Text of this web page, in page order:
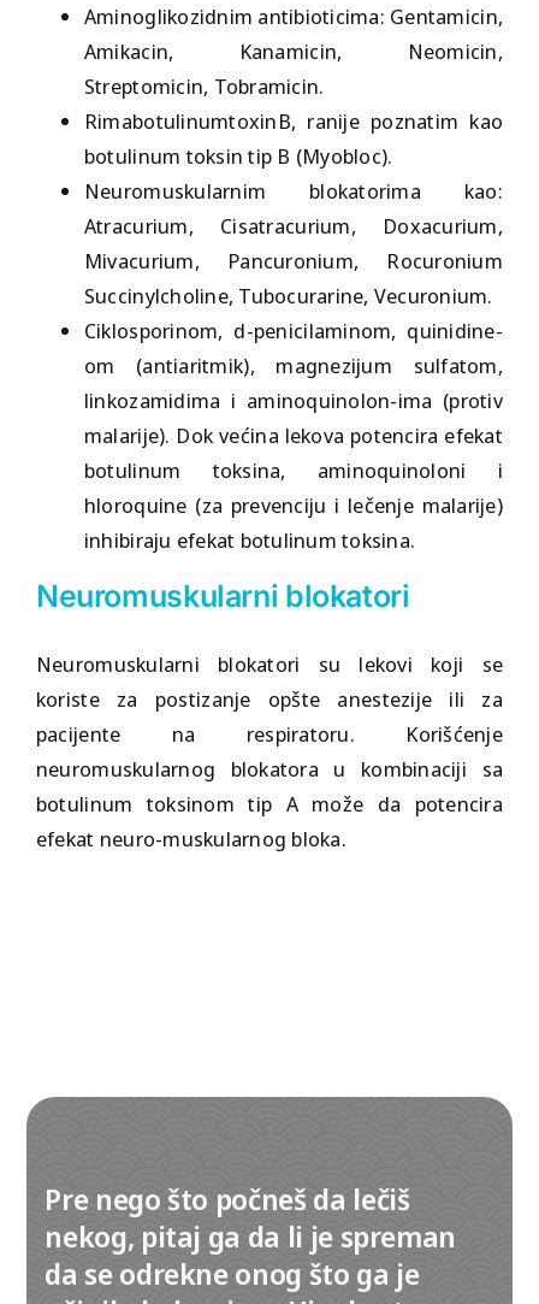
Aminoglikozidnim antibioticima: Gentamicin,
Amikacin, Kanamicin, Neomicin,
Streptomicin, Tobramicin.
RimabotulinumtoxinB, ranije poznatim kao
botulinum toksin tip B (Myobloc).
Neuromuskularnim blokatorima kao:
Atracurium, Cisatracurium, Doxacurium,
Mivacurium, Pancuronium, Rocuronium
Succinylcholine, Tubocurarine, Vecuronium.
Ciklosporinom, d-penicilaminom, quinidine-
om (antiaritmik), magnezijum sulfatom,
linkozamidima i aminoquinolon-ima (protiv
malarije). Dok većina lekova potencira efekat
botulinum toksina, aminoquinoloni i
hloroquine (za prevenciju i lečenje malarije)
inhibiraju efekat botulinum toksina.
Neuromuskularni blokatori
Neuromuskularni blokatori su lekovi koji se
koriste za postizanje opšte anestezije ili za
pacijente na respiratoru. Korišćenje
neuromuskularnog blokatora u kombinaciji sa
botulinum toksinom tip A može da potencira
efekat neuro-muskularnog bloka.
Pre nego što počneš da lečiš
nekog, pitaj ga da li je spreman
da se odrekne onog što ga je